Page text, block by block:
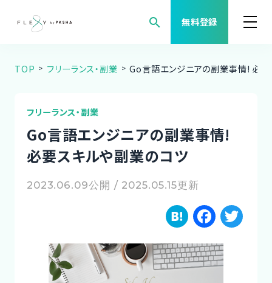
search 無料登録
案件検索
職種から案件を探す
FLEXYについて
よくある質問
ご利用者様の声
TOP フリーランス・副業 Go言語エンジニアの副業事情! 必
フリーランス・副業
Go言語エンジニアの副業事情!
必要スキルや副業のコツ
2023.06.09公開 / 2025.05.15更新
H
a
te
F
a
c